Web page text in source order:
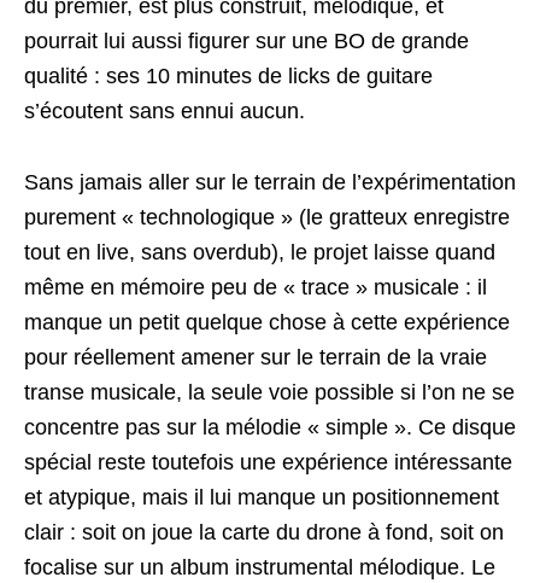
du premier, est plus construit, mélodique, et
pourrait lui aussi figurer sur une BO de grande
qualité : ses 10 minutes de licks de guitare
s’écoutent sans ennui aucun.
Sans jamais aller sur le terrain de l’expérimentation
purement « technologique » (le gratteux enregistre
tout en live, sans overdub), le projet laisse quand
même en mémoire peu de « trace » musicale : il
manque un petit quelque chose à cette expérience
pour réellement amener sur le terrain de la vraie
transe musicale, la seule voie possible si l’on ne se
concentre pas sur la mélodie « simple ». Ce disque
spécial reste toutefois une expérience intéressante
et atypique, mais il lui manque un positionnement
clair : soit on joue la carte du drone à fond, soit on
focalise sur un album instrumental mélodique. Le